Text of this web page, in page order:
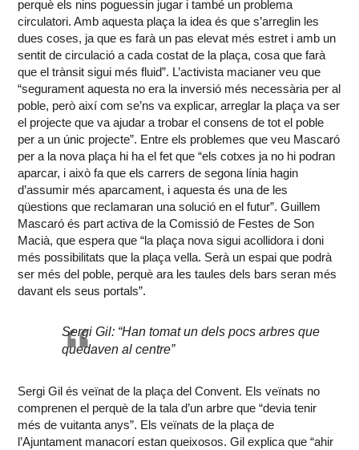
perquè els nins poguessin jugar i també un problema
circulatori. Amb aquesta plaça la idea és que s’arreglin les
dues coses, ja que es farà un pas elevat més estret i amb un
sentit de circulació a cada costat de la plaça, cosa que farà
que el trànsit sigui més fluid”. L’activista macianer veu que
“segurament aquesta no era la inversió més necessària per al
poble, però així com se’ns va explicar, arreglar la plaça va ser
el projecte que va ajudar a trobar el consens de tot el poble
per a un únic projecte”. Entre els problemes que veu Mascaró
per a la nova plaça hi ha el fet que “els cotxes ja no hi podran
aparcar, i això fa que els carrers de segona línia hagin
d’assumir més aparcament, i aquesta és una de les
qüestions que reclamaran una solució en el futur”. Guillem
Mascaró és part activa de la Comissió de Festes de Son
Macià, que espera que “la plaça nova sigui acollidora i doni
més possibilitats que la plaça vella. Serà un espai que podrà
ser més del poble, perquè ara les taules dels bars seran més
davant els seus portals”.
Sergi Gil: “Han tomat un dels pocs arbres que
quedaven al centre”
Sergi Gil és veïnat de la plaça del Convent. Els veïnats no
comprenen el perquè de la tala d’un arbre que “devia tenir
més de vuitanta anys”. Els veïnats de la plaça de
l’Ajuntament manacorí estan queixosos. Gil explica que “ahir